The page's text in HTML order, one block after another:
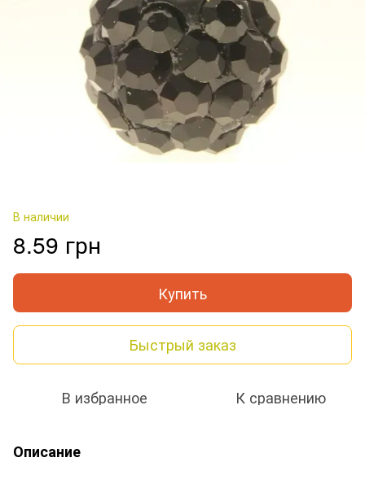
В наличии
8.59 грн
Купить
Быстрый заказ
В избранное К сравнению
Описание